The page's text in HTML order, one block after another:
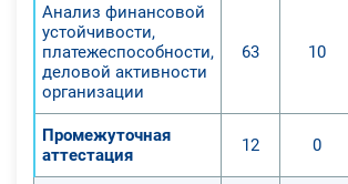
Анализ финансовой
устойчивости,
платежеспособности,
деловой активности
организации
63 10
Промежуточная
аттестация
12 0